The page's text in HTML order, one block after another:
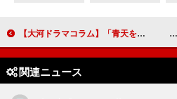
【大河ドラマコラム】「青天を衝け」第三回「栄一、仕事はじめ」庶民の日常を見つめるドラマと大河ドラマらしいスケール感が一体化した作品の魅力
関連ニュース